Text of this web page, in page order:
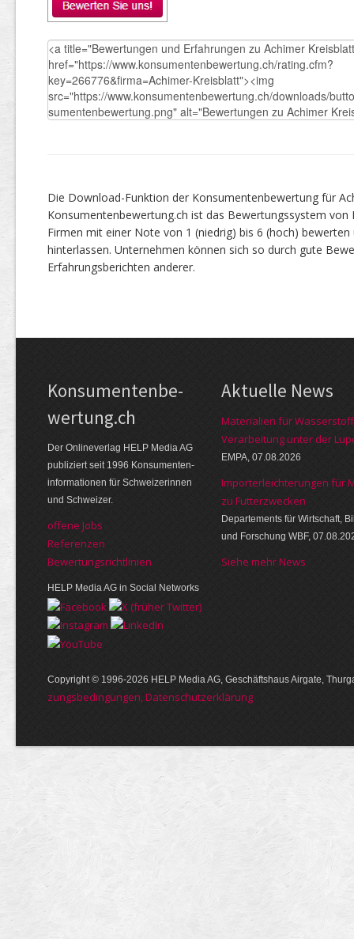
Die Download-Funktion der Konsumentenbewertung für
Konsumentenbewertung.ch ist das Bewertungssystem
Firmen mit einer Note von 1 (niedrig) bis 6 (hoch)
hinterlassen. Unternehmen können sich so durch gute
Erfahrungsberichten anderer.
Kon­su­menten­be­
wer­tung.ch
Der Online­verlag HELP Media AG
publi­ziert seit 1996 Kon­su­menten­
infor­mationen für Schwei­zerinnen
und Schweizer.
offene Jobs
Referenzen
Bewer­tungs­richt­linien
HELP Media AG in Social Networks
Aktuelle News
Materialien für
Verarbeitung unter der
EMPA, 07.08.2026
Importerleichterungen für
zu Futterzwecken
Departements für Wirtschaft,
und Forschung WBF,
Siehe mehr News
Copyright © 1996-2026 HELP Media AG, Geschäftshaus Airgate,
zungs­bedin­gungen, Daten­schutz­er­klärung